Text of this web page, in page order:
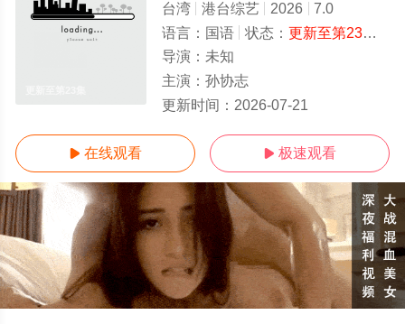
台湾 港台综艺 2026
7.0
语言： 国语 状态： 更新至第23集
导演： 未知
主演： 孙协志
更新时间： 2026-07-21
 在线观看  极速观看